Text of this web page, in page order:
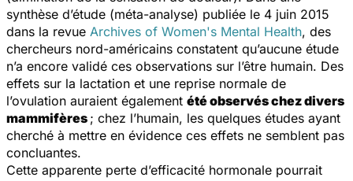
synthèse d’étude (méta-analyse) publiée le 4 juin 2015
dans la revue Archives of Women's Mental Health, des
chercheurs nord-américains constatent qu’aucune étude
n’a encore validé ces observations sur l’être humain. Des
effets sur la lactation et une reprise normale de
l’ovulation auraient également été observés chez divers
mammifères ; chez l’humain, les quelques études ayant
cherché à mettre en évidence ces effets ne semblent pas
concluantes.
Cette apparente perte d’efficacité hormonale pourrait